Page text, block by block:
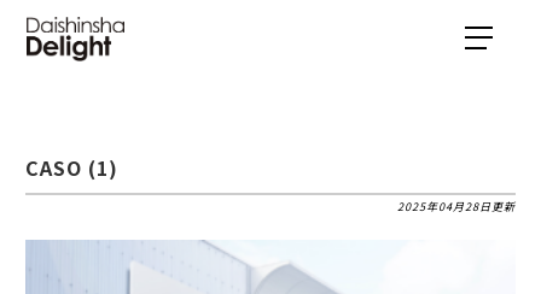
CASO (1)
2025年04月28日更新